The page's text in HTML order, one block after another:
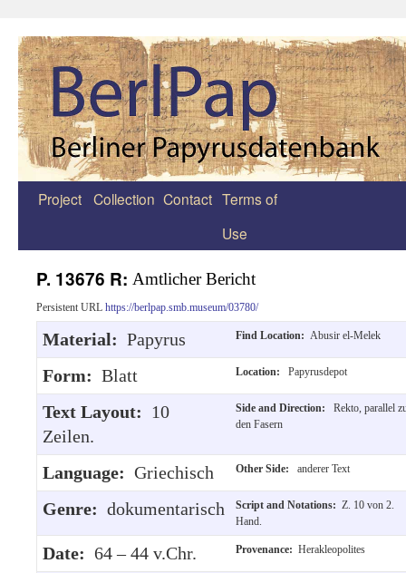
Zum
Project Collection Contact Terms of
Use
P. 13676 R: Amtlicher Bericht
Persistent URL https://berlpap.smb.museum/03780/
Material: Papyrus Find Location: Abusir el-Melek
Form: Blatt Location: Papyrusdepot
Text Layout: 10
Zeilen.
Side and Direction:
Rekto, parallel
den Fasern
Language: Griechisch Other Side: anderer Text
Genre: dokumentarisch Script and Notations: Z. 10 von 2.
Hand.
Date: 64 – 44 v.Chr. Provenance: Herakleopolites